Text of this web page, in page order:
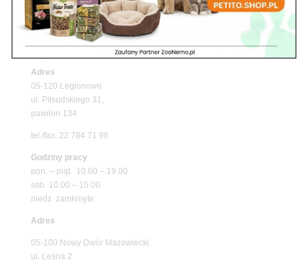
Z Życia Sklepu
Adres
05-120 Legionowo
ul. Piłsudskiego 31,
pawilon 134
tel./fax. 22 784 71 96
Godziny pracy
pon. – piąt. 10.00 – 19.00
sob. 10.00 – 15.00
niedz. zamknięte
Adres
05-100 Nowy Dwór Mazowiecki
ul. Leśna 2